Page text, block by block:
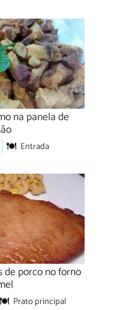
na panela de
Entrada
de porco no forno
Prato principal